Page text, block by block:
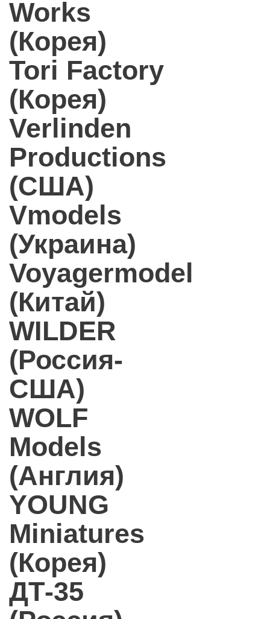
Works
(Корея)
Tori Factory
(Корея)
Verlinden
Productions
(США)
Vmodels
(Украина)
Voyagermodel
(Китай)
WILDER
(Россия-
США)
WOLF
Models
(Англия)
YOUNG
Miniatures
(Корея)
ДТ-35